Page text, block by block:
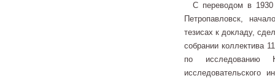
С переводом в 1930
Петропавловск,
тезисах к докладу,
собрании коллектива
по исследованию
исследовательского